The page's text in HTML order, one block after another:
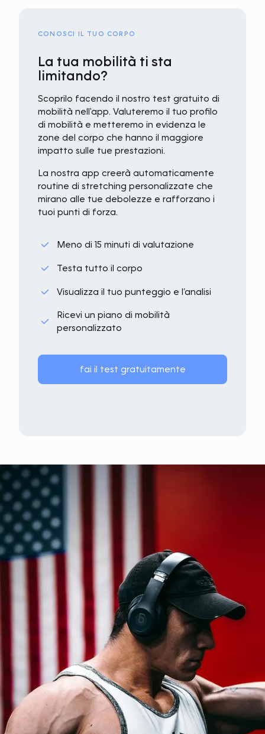
CONOSCI IL TUO CORPO
La tua mobilità ti sta
limitando?
Scoprilo facendo il nostro test gratuito di
mobilità nell'app. Valuteremo il tuo profilo
di mobilità e metteremo in evidenza le
zone del corpo che hanno il maggiore
impatto sulle tue prestazioni.
La nostra app creerà automaticamente
routine di stretching personalizzate che
mirano alle tue debolezze e rafforzano i
tuoi punti di forza.
Meno di 15 minuti di valutazione
Testa tutto il corpo
Visualizza il tuo punteggio e l’analisi
Ricevi un piano di mobilità
personalizzato
fai il test gratuitamente